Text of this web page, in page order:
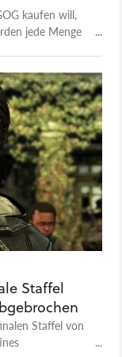
kaufen will,
jede Menge
Staffel
Staffel von